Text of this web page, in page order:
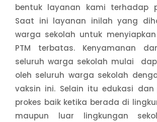
bentuk layanan kami terhadap
Saat ini layanan inilah yang
warga sekolah untuk menyiapkan
PTM terbatas. Kenyamanan
seluruh warga sekolah mulai
oleh seluruh warga sekolah
vaksin ini. Selain itu edukasi dan
prokes baik ketika berada di
maupun luar lingkungan